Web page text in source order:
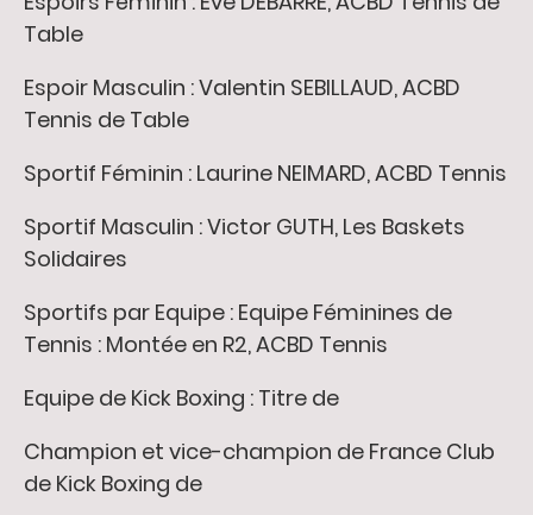
Table
Espoir Masculin : Valentin SEBILLAUD, ACBD
Tennis de Table
Sportif Féminin : Laurine NEIMARD, ACBD Tennis
Sportif Masculin : Victor GUTH, Les Baskets
Solidaires
Sportifs par Equipe : Equipe Féminines de
Tennis : Montée en R2, ACBD Tennis
Equipe de Kick Boxing : Titre de
Champion et vice-champion de France Club
de Kick Boxing de